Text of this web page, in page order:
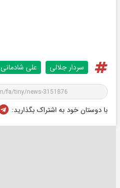
سردار جلالی علی شادمانی
با دوستان خود به اشتراک بگذارید: